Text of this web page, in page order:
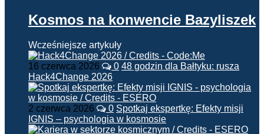
Kosmos na konwencie Bazyliszek
Wcześniejsze artykuły
16 czerwca 2026 0 48 godzin dla Bałtyku: rusza
Hack4Change 2026
2 czerwca 2026 0 Spotkaj ekspertkę: Efekty misji
IGNIS – psychologia w kosmosie